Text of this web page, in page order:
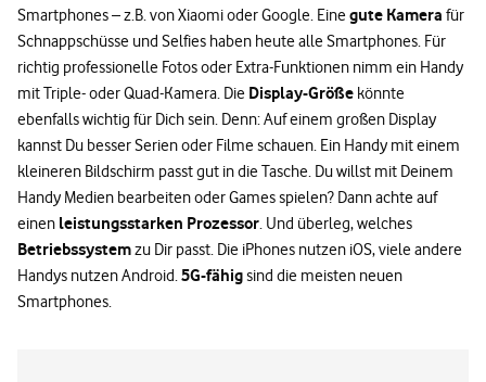
Smartphones – z.B. von Xiaomi oder Google. Einegute Kamera für
Schnappschüsse und Selfies haben heute alle Smartphones. Für
richtig professionelle Fotos oder Extra-Funktionen nimm ein Handy
mit Triple- oder Quad-Kamera. Die Display-Größe könnte
ebenfalls wichtig für Dich sein. Denn: Auf einem großen Display
kannst Du besser Serien oder Filme schauen. Ein Handy mit einem
kleineren Bildschirm passt gut in die Tasche. Du willst mit Deinem
Handy Medien bearbeiten oder Games spielen? Dann achte auf
einen leistungsstarken Prozessor. Und überleg, welches
Betriebssystemzu Dir passt. Die iPhones nutzen iOS, viele andere
Handys nutzen Android.5G-fähigsind die meisten neuen
Smartphones.